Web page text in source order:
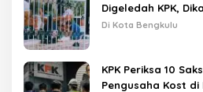
Digeledah KPK,
Di Kota Bengkulu
KPK Periksa 10
Pengusaha Kost